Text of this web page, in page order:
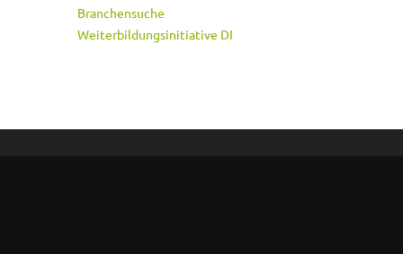
Branchensuche
Weiterbildungsinitiative DI